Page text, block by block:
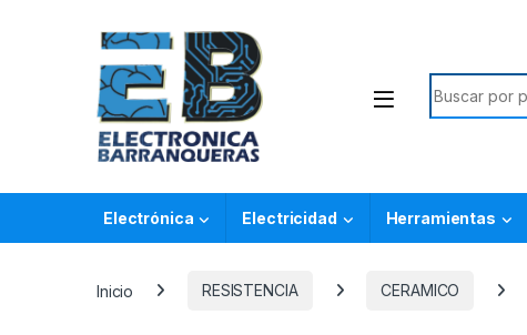
Electrónica Electricidad Herramientas
Inicio RESISTENCIA CERAMICO